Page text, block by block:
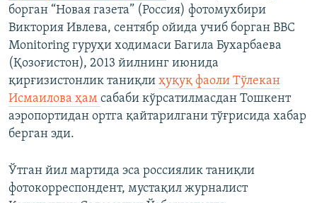
борган “Новая газета” (Россия) фотомухбири
Виктория Ивлева, сентябр ойида учиб борган BBC
Monitoring гуруҳи ходимаси Багила Бухарбаева
(Қозоғистон), 2013 йилнинг июнида
қирғизистонлик таниқли ҳуқуқ фаоли Тўлекан
Исмаилова ҳам сабаби кўрсатилмасдан Тошкент
аэропортидан ортга қайтарилгани тўғрисида хабар
берган эди.
Ўтган йил мартида эса россиялик таниқли
фотокорреспондент, мустақил журналист